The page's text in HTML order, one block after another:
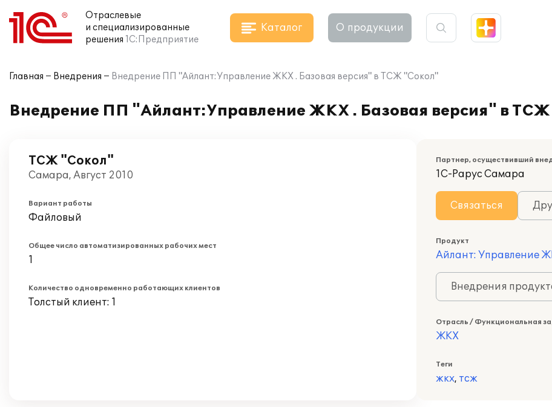
Отраслевые
и специализированные
решения 1С:Предприятие
Каталог О продукции
Главная Внедрения Внедрение ПП "Айлант:Управление ЖКХ . Базовая версия" в ТСЖ "Сокол"
Внедрение ПП "Айлант:Управление ЖКХ . Базовая версия" в
ТСЖ "Сокол"
Самара, Август 2010
Вариант работы
Файловый
Общее число автоматизированных рабочих мест
1
Количество одновременно работающих клиентов
Толстый клиент: 1
Партнер, осуществивший
1С-Рарус Самара
Связаться
Продукт
Айлант: Управление
Внедрения
Отрасль / Функциональная
ЖКХ
Теги
жкх, тсж